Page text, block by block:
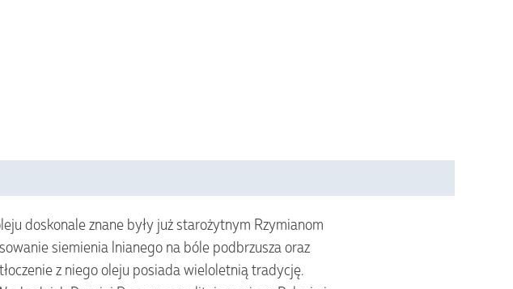
doskonale znane były już starożytnym Rzymianom
siemienia lnianego na bóle podbrzusza oraz
z niego oleju posiada wieloletnią tradycję.